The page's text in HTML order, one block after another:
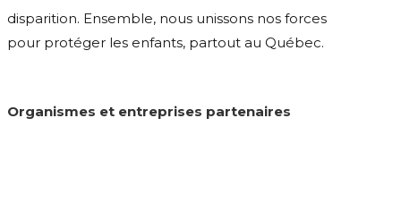
disparition. Ensemble, nous unissons nos forces
pour protéger les enfants, partout au Québec.
Organismes et entreprises partenaires